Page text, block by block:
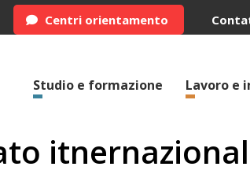
Centri orientamento
Studio e formazione Lavoro e